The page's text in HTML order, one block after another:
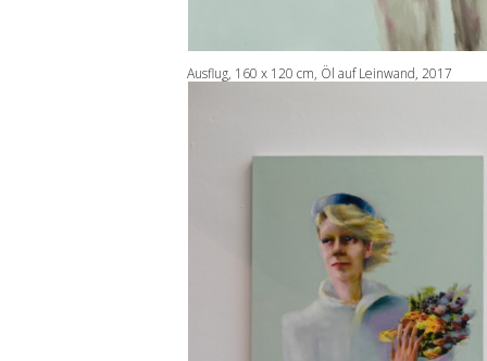
Ausflug, 160 x 120 cm, Öl auf Leinwand, 2017